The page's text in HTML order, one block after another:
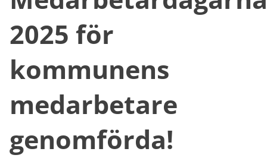
2025 för
kommunens
medarbetare
genomförda!